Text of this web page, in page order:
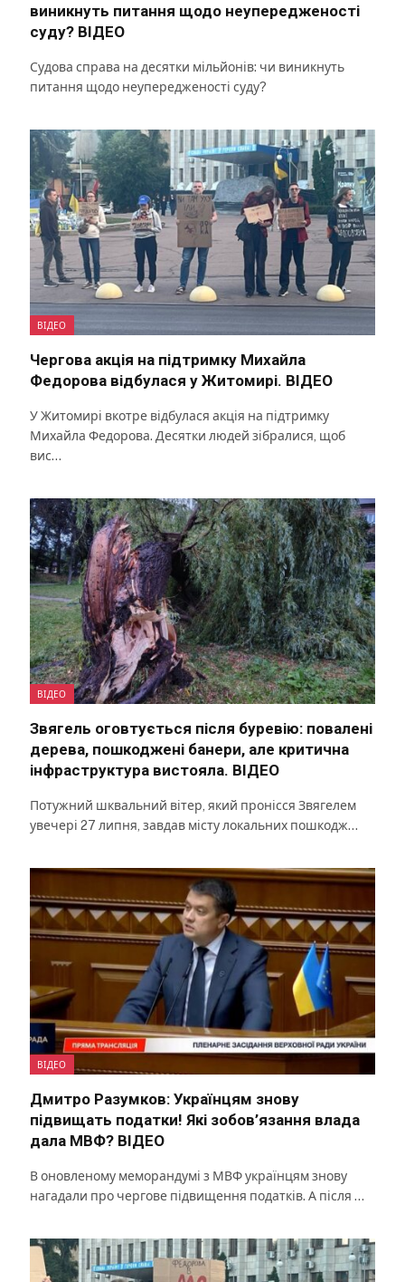
виникнуть питання щодо неупередженості
суду? ВІДЕО
Судова справа на десятки мільйонів: чи виникнуть
питання щодо неупередженості суду?
ВІДЕО
Чергова акція на підтримку Михайла
Федорова відбулася у Житомирі. ВІДЕО
У Житомирі вкотре відбулася акція на підтримку
Михайла Федорова. Десятки людей зібралися, щоб
вис…
ВІДЕО
Звягель оговтується після буревію: повалені
дерева, пошкоджені банери, але критична
інфраструктура вистояла. ВІДЕО
Потужний шквальний вітер, який пронісся Звягелем
увечері 27 липня, завдав місту локальних пошкодж…
ВІДЕО
Дмитро Разумков: Українцям знову
підвищать податки! Які зобов’язання влада
дала МВФ? ВІДЕО
В оновленому меморандумі з МВФ українцям знову
нагадали про чергове підвищення податків. А після …